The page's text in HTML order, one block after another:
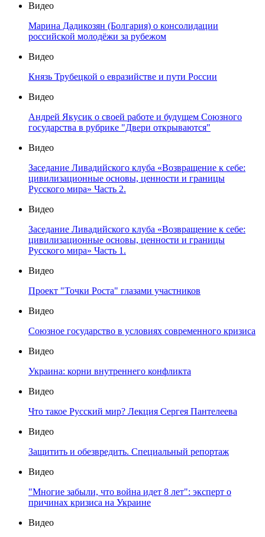
Видео
Марина Дадикозян (Болгария) о консолидации
российской молодёжи за рубежом
Видео
Князь Трубецкой о евразийстве и пути России
Видео
Андрей Якусик о своей работе и будущем Союзного
государства в рубрике "Двери открываются"
Видео
Заседание Ливадийского клуба «Возвращение к себе:
цивилизационные основы, ценности и границы
Русского мира» Часть 2.
Видео
Заседание Ливадийского клуба «Возвращение к себе:
цивилизационные основы, ценности и границы
Русского мира» Часть 1.
Видео
Проект "Точки Роста" глазами участников
Видео
Союзное государство в условиях современного кризиса
Видео
Украина: корни внутреннего конфликта
Видео
Что такое Русский мир? Лекция Сергея Пантелеева
Видео
Защитить и обезвредить. Специальный репортаж
Видео
"Многие забыли, что война идет 8 лет": эксперт о
причинах кризиса на Украине
Видео